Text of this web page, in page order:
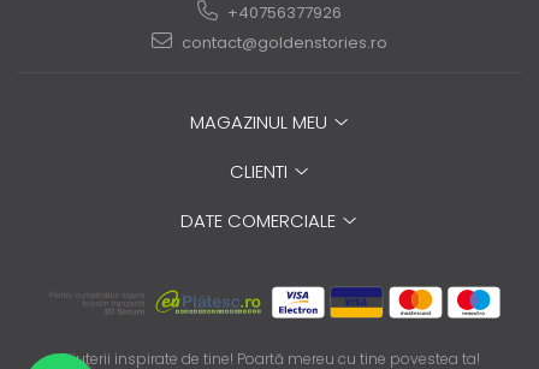
+40756377926
contact@goldenstories.ro
MAGAZINUL MEU
CLIENTI
DATE COMERCIALE
Bijuterii inspirate de tine! Poartă mereu cu tine povestea ta!